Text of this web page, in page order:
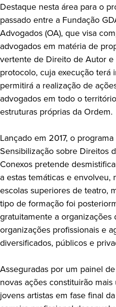
Destaque nesta área para o
passado entre a Fundação
Advogados (OA), que visa
advogados em matéria de
vertente de Direito de Autor e
protocolo, cuja execução terá
permitirá a realização de
advogados em todo o
estruturas próprias da Ordem.
Lançado em 2017, o
Sensibilização sobre Direitos
Conexos pretende
a estas temáticas e envolveu,
escolas superiores de teatro,
tipo de formação foi
gratuitamente a organizações
organizações profissionais e
diversificados, públicos e
Asseguradas por um painel
novas ações constituirão
jovens artistas em fase final